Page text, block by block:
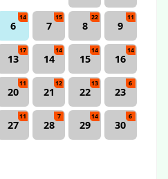
6
14
7
15
8
22
9
11
13
17
14
14
15
14
16
14
20
11
21
12
22
13
23
6
27
11
28
7
29
14
30
6